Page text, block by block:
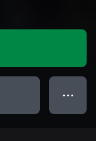
● ● ●